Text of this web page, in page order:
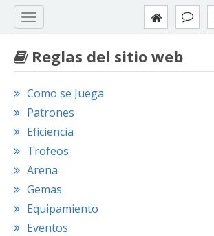
Reglas del sitio web
Como se Juega
Patrones
Eficiencia
Trofeos
Arena
Gemas
Equipamiento
Eventos